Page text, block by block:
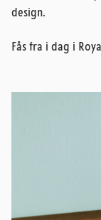
design.
Fås fra i dag i